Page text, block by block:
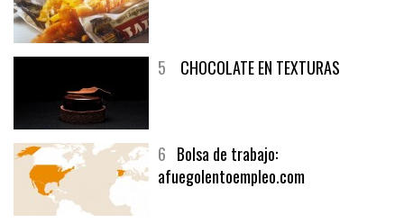
5 CHOCOLATE EN TEXTURAS
6 Bolsa de trabajo:
afuegolentoempleo.com